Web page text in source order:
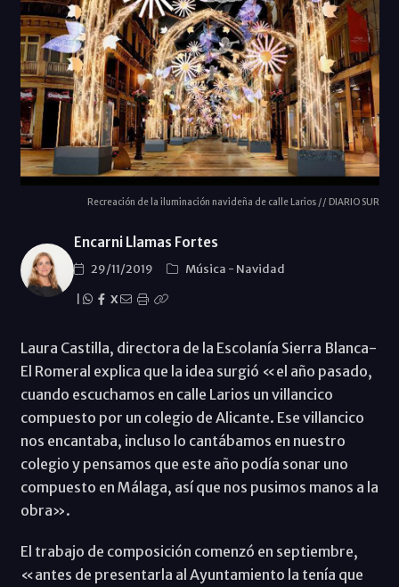
Recreación de la iluminación navideña de calle Larios // DIARIO SUR
Encarni Llamas Fortes
29/11/2019 Música - Navidad
X
Laura Castilla, directora de la Escolanía Sierra Blanca-
El Romeral explica que la idea surgió «el año pasado,
cuando escuchamos en calle Larios un villancico
compuesto por un colegio de Alicante. Ese villancico
nos encantaba, incluso lo cantábamos en nuestro
colegio y pensamos que este año podía sonar uno
compuesto en Málaga, así que nos pusimos manos a la
obra».
El trabajo de composición comenzó en septiembre,
«antes de presentarla al Ayuntamiento la tenía que